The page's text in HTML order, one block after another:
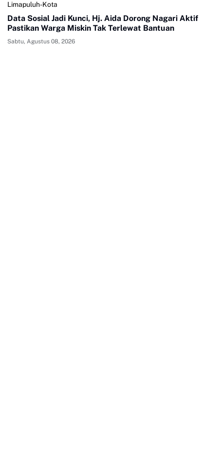
Limapuluh-Kota
Data Sosial Jadi Kunci, Hj. Aida Dorong Nagari Aktif
Pastikan Warga Miskin Tak Terlewat Bantuan
Sabtu, Agustus 08, 2026